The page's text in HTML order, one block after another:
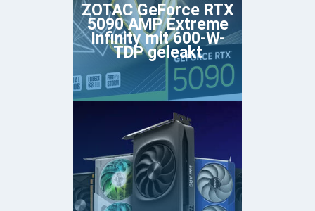
ZOTAC GeForce RTX
5090 AMP Extreme
Infinity mit 600-W-
TDP geleakt